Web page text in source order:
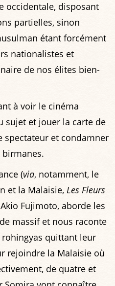
occidentale, disposant
partielles, sinon
étant forcément
nationalistes et
de nos élites bien-
à voir le cinéma
sujet et jouer la carte de
spectateur et condamner
(via, notamment, le
et la Malaisie, Les Fleurs
Fujimoto, aborde les
massif et nous raconte
rohingyas quittant leur
rejoindre la Malaisie où
de quatre et